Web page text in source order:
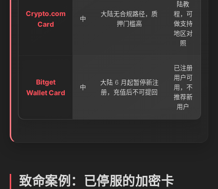
Crypto.com
Card
中
大陆无合规路径，质
押门槛高
陆教
程，可
做支持
地区对
照
Bitget
Wallet Card
中
大陆 6 月起暂停新注
册，充值后不可提回
已注册
用户可
用，不
推荐新
用户
致命案例：已停服的加密卡